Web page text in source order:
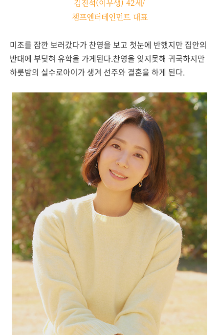
김진석(이무생) 42세/
챔프엔터테인먼트 대표
미조를 잠깐 보러갔다가 찬영을 보고 첫눈에 반했지만 집안의
반대에 부딪혀 유학을 가게된다.찬영을 잊지못해 귀국하지만
하룻밤의 실수로아이가 생겨 선주와 결혼을 하게 된다.